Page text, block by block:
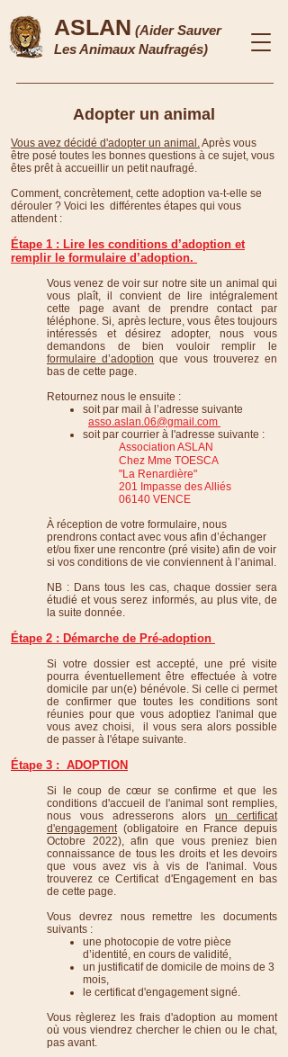
ASLAN (Aider Sauver
Les Animaux Naufragés)
Adopter un animal
Vous avez décidé d'adopter un animal.Après vous
être posé toutes les bonnes questions à ce sujet, vous
êtes prêt à accueillir un petit naufragé.
Comment, concrètement, cette adoption va-t-elle se
dérouler ? Voici les différentes étapes qui vous
attendent :
Étape 1 : Lire les conditions d’adoption et
remplir le formulaire d’adoption.
Vous venez de voir sur notre site un animal qui
vous plaît, il convient de lire intégralement
cette page avant de prendre contact par
téléphone. Si, après lecture, vous êtes toujours
intéressés et désirez adopter, nous vous
demandons de bien vouloir remplir le
formulaire d’adoption que vous trouverez en
bas de cette page.
Retournez nous le ensuite :
soit par mail à l’adresse suivante
: asso.aslan.06@gmail.com
soit par courrier à l'adresse suivante :
Association ASLAN​
Chez Mme TOESCA
"La Renardière"
201 Impasse des Alliés
06140 VENCE
À réception de votre formulaire, nous
prendrons contact avec vous afin d’échanger
et/ou fixer une rencontre (pré visite) afin de voir
si vos conditions de vie conviennent à l’animal.
NB : Dans tous les cas, chaque dossier sera
étudié et vous serez informés, au plus vite, de
la suite donnée.
Étape 2 : Démarche de Pré-adoption
Si votre dossier est accepté, une pré visite
pourra éventuellement être effectuée à votre
domicile par un(e) bénévole. Si celle ci permet
de confirmer que toutes les conditions sont
réunies pour que vous adoptiez l'animal que
vous avez choisi, il vous sera alors possible
de passer à l'étape suivante.
Étape 3 : ADOPTION
Si le coup de cœur se confirme et que les
conditions d'accueil de l'animal sont remplies,
nous vous adresserons alorsun certificat
d'engagement(obligatoire en France depuis
Octobre 2022), afin que vous preniez bien
connaissance de tous les droits et les devoirs
que vous avez vis à vis de l'animal. Vous
trouverez ce Certificat d'Engagement en bas
de cette page.
Vous devrez nous remettre les documents
suivants :
une photocopie de votre pièce
d’identité, en cours de validité,
un justificatif de domicile de moins de 3
mois,
le certificat d'engagement signé.
Vous règlerez les frais d'adoption au moment
où vous viendrez chercher le chien ou le chat,
pas avant.